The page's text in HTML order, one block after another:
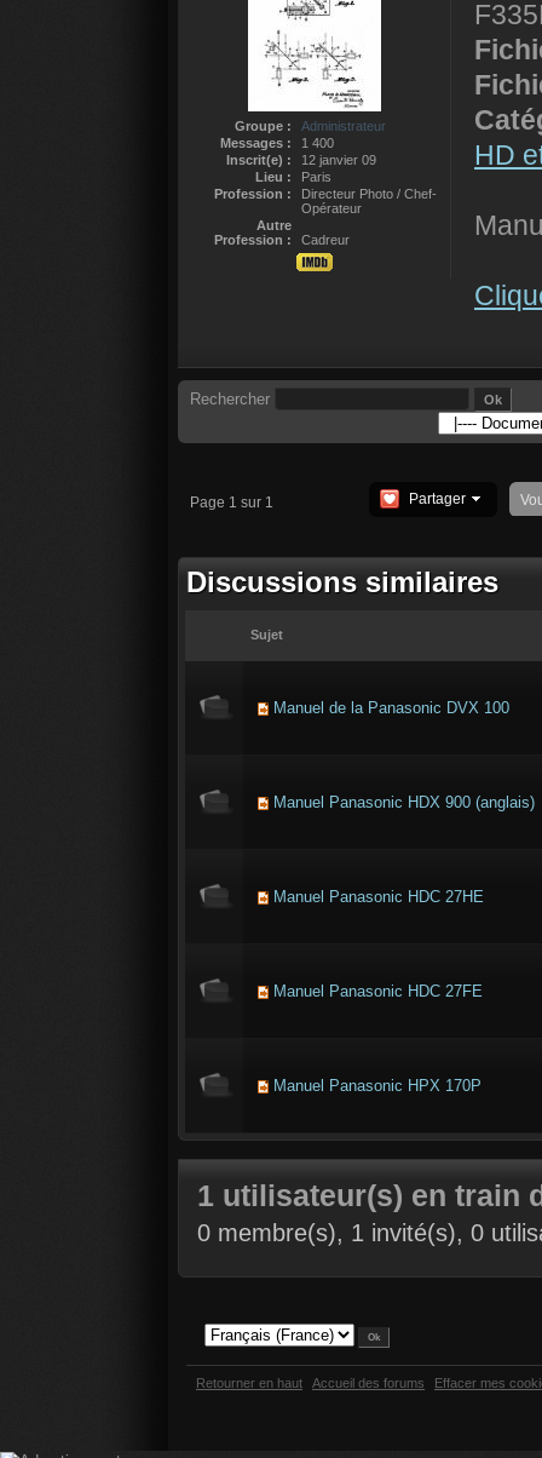
Groupe :
Administrateur
Messages :
1 400
Inscrit(e) :
12 janvier 09
Lieu :
Paris
Profession :
Directeur Photo / Chef-
Opérateur
Autre
Profession :
Cadreur
HD
Rechercher
Page 1 sur 1 Partager
Discussions similaires
Sujet
Manuel de la Panasonic DVX 100
Manuel Panasonic HDX 900 (anglais)
Manuel Panasonic HDC 27HE
Manuel Panasonic HDC 27FE
Manuel Panasonic HPX 170P
1 utilisateur(s) en train
0 membre(s), 1 invité(s), 0
Retourner en haut Accueil des forums Effacer mes